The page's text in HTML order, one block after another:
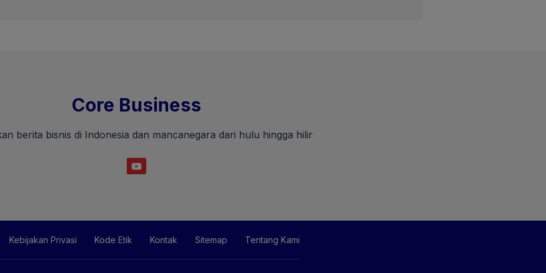
Core Business
berita bisnis di Indonesia dan mancanegara dari hulu hingga hilir
Kebijakan Privasi Kode Etik Kontak Sitemap Tentang Kami